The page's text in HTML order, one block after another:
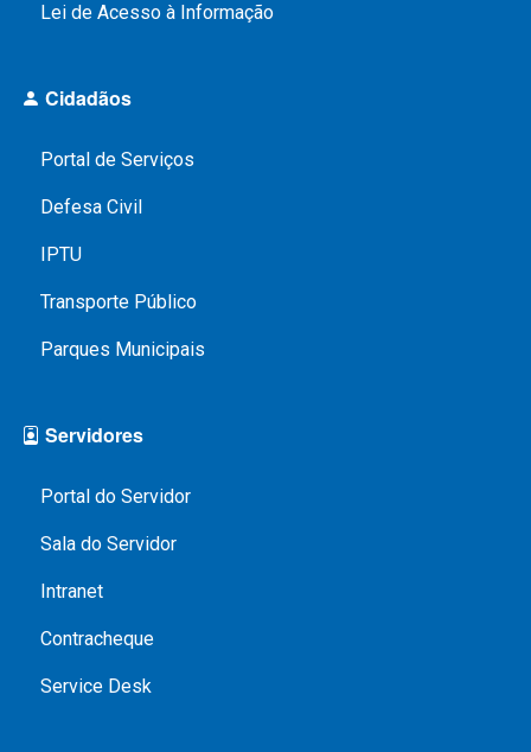
Lei de Acesso à Informação
Cidadãos
Portal de Serviços
Defesa Civil
IPTU
Transporte Público
Parques Municipais
Servidores
Portal do Servidor
Sala do Servidor
Intranet
Contracheque
Service Desk